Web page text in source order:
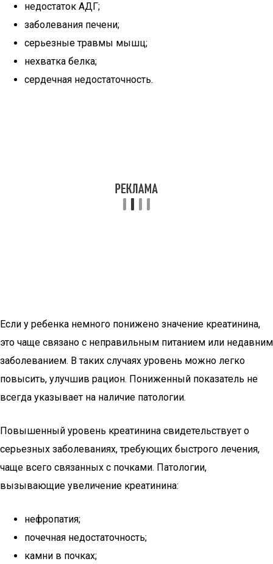
недостаток АДГ;
заболевания печени;
серьезные травмы мышц;
нехватка белка;
сердечная недостаточность.
Если у ребенка немного понижено значение креатинина,
это чаще связано с неправильным питанием или недавним
заболеванием. В таких случаях уровень можно легко
повысить, улучшив рацион. Пониженный показатель не
всегда указывает на наличие патологии.
Повышенный уровень креатинина свидетельствует о
серьезных заболеваниях, требующих быстрого лечения,
чаще всего связанных с почками. Патологии,
вызывающие увеличение креатинина:
нефропатия;
почечная недостаточность;
камни в почках;